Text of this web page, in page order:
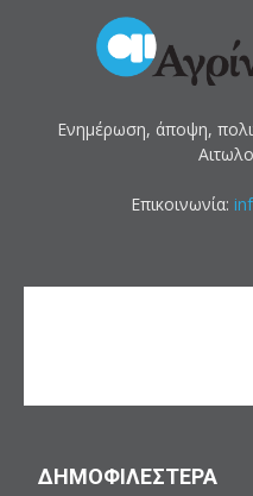
Ενημέρωση, άποψη,
Επικοινωνία:
ΔΗΜΟΦΙΛΕΣΤΕΡΑ